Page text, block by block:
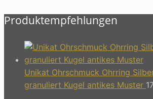
Produktempfehlungen
Unikat Ohrschmuck Ohrring
granuliert Kugel antikes Muster